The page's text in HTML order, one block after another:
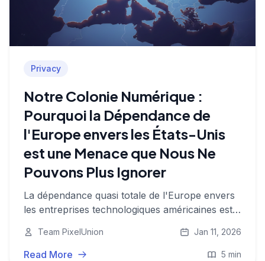
Privacy
Notre Colonie Numérique :
Pourquoi la Dépendance de
l'Europe envers les États-Unis
est une Menace que Nous Ne
Pouvons Plus Ignorer
La dépendance quasi totale de l'Europe envers
les entreprises technologiques américaines est
Microsoft a bloqué l'accès aux e-mails de la CPI
et que le CLOUD Act accorde un accès
Team PixelUnion Jan 11, 2026
Read More 5 min